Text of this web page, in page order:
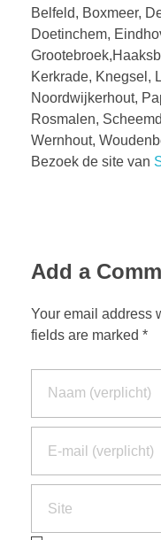
Belfeld, Boxmeer,
Doetinchem,
Kerkrade, Knegsel,
Noordwijkerhout,
Rosmalen,
Wernhout,
Bezoek de site van
Add a
Your email address
fields are marked *